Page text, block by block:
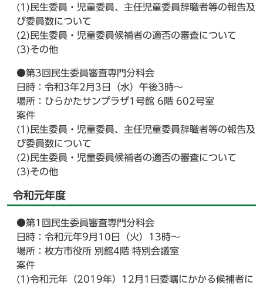
(1)民生委員・児童委員、主任児童委員辞職者等の報告及
び委員数について
(2)民生委員・児童委員候補者の適否の審査について
(3)その他
●第3回民生委員審査専門分科会
日時：令和3年2月3日（水）午後3時～
場所：ひらかたサンプラザ1号館 6階 602号室
案件
(1)民生委員・児童委員、主任児童委員辞職者等の報告及
び委員数について
(2)民生委員・児童委員候補者の適否の審査について
(3)その他
令和元年度
●第1回民生委員審査専門分科会
日時：令和元年9月10日（火）13時～
場所：枚方市役所 別館4階 特別会議室
案件
(1)令和元年（2019年）12月1日委嘱にかかる候補者に